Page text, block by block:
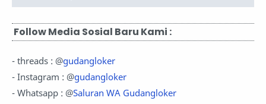
Follow Media Sosial Baru Kami :
- threads : @gudangloker
- Instagram : @gudangloker
- Whatsapp : @Saluran WA Gudangloker